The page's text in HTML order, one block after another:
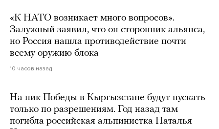
«К НАТО возникает много вопросов».
Залужный заявил, что он сторонник альянса,
но Россия нашла противодействие почти
всему оружию блока
10 часов назад
На пик Победы в Кыргызстане будут пускать
только по разрешениям. Год назад там
погибла российская альпинистка Наталья